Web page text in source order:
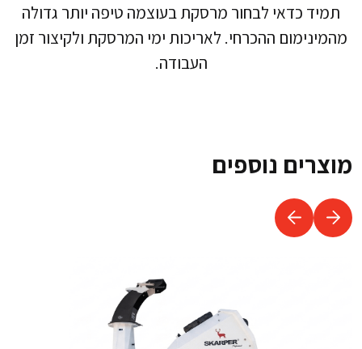
תמיד כדאי לבחור מרסקת בעוצמה טיפה יותר גדולה
מהמינימום ההכרחי. לאריכות ימי המרסקת ולקיצור זמן
העבודה.
מוצרים נוספים